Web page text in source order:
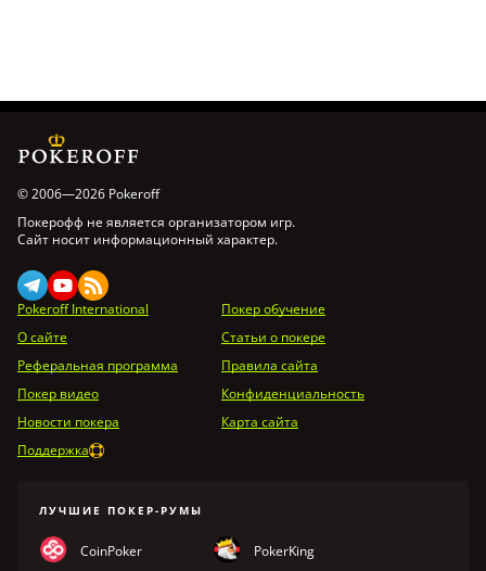
© 2006—2026 Pokeroff
Покерофф не является организатором игр.
Сайт носит информационный характер.
Pokeroff International
Покер обучение
О сайте
Статьи о покере
Реферальная программа
Правила сайта
Покер видео
Конфиденциальность
Новости покера
Карта сайта
Поддержка
ЛУЧШИЕ ПОКЕР-РУМЫ
CoinPoker PokerKing